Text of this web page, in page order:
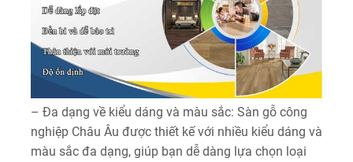
– Đa dạng về kiểu dáng và màu sắc: Sàn gỗ công
nghiệp Châu Âu được thiết kế với nhiều kiểu dáng và
màu sắc đa dạng, giúp bạn dễ dàng lựa chọn loại